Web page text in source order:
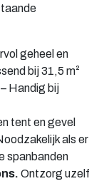
geheel en
bij 31,5 m²
– Handig bij
tent en gevel
als er
spanbanden
Ontzorg uzelf